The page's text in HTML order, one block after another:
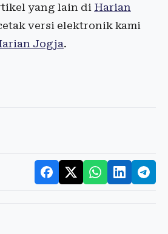
yang lain di Harian
versi elektronik kami
Jogja.